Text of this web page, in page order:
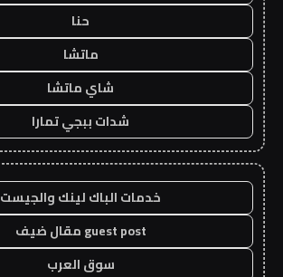
حنا
ماتشا
شاي ماتشا
شدات ببجي تمارا
خدمات الباك لينك والجيست
guest post مقال ضيف
سوق العرب